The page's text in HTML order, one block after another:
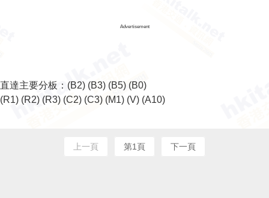
Advertisement
直達主要分板： (B2) (B3) (B5) (B0)
(R1) (R2) (R3) (C2) (C3) (M1) (V) (A10)
上一頁 第1頁 下一頁